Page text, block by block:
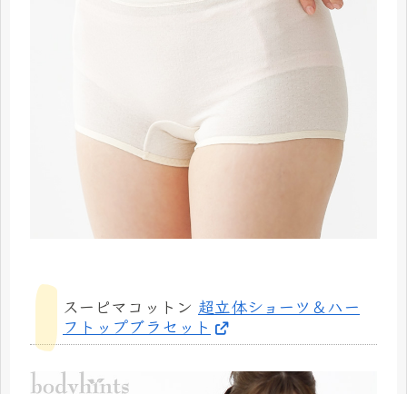
スーピマコットン 超立体ショーツ＆ハー
フトップブラセット